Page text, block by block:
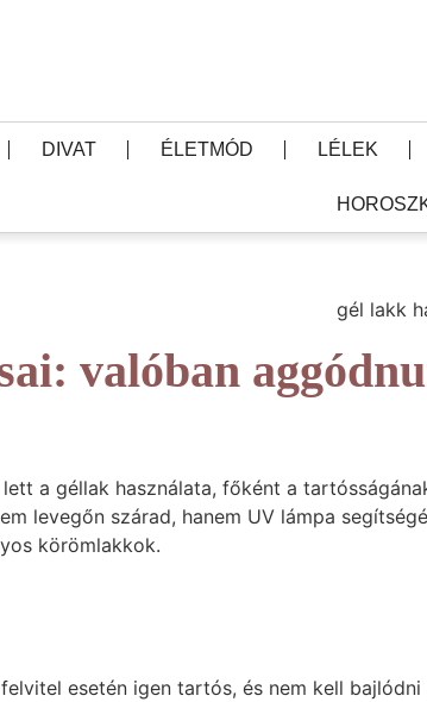
DIVAT ÉLETMÓD LÉLEK
valóban
a géllak használata, főként a
levegőn szárad, hanem UV lámpa
körömlakkok.
esetén igen tartós, és nem kell